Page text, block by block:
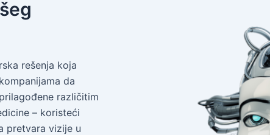
rešenja koja
da
različitim
– koristeći
pretvara vizije u